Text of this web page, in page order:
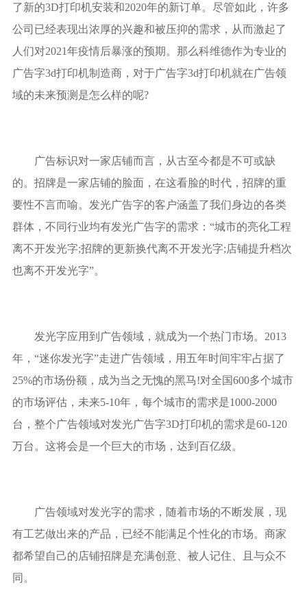
了新的3D打印机安装和2020年的新订单。尽管如此，许多
公司已经表现出浓厚的兴趣和被压抑的需求，从而激起了
人们对2021年疫情后暴涨的预期。那么科维德作为专业的
广告字3d打印机制造商，对于广告字3d打印机就在广告领
域的未来预测是怎么样的呢?
广告标识对一家店铺而言，从古至今都是不可或缺
的。招牌是一家店铺的脸面，在这看脸的时代，招牌的重
要性不言而喻。发光广告字的客户涵盖了我们身边的各类
群体，不同行业均有发光广告字的需求：“城市的亮化工程
离不开发光字;招牌的更新换代离不开发光字;店铺提升档次
也离不开发光字”。
发光字应用到广告领域，就成为一个热门市场。2013
年，“迷你发光字”走进广告领域，用五年时间牢牢占据了
25%的市场份额，成为当之无愧的黑马!对全国600多个城市
的市场评估，未来5-10年，每个城市的需求是1000-2000
台，整个广告领域对发光广告字3D打印机的需求是60-120
万台。这将会是一个巨大的市场，达到百亿级。
广告领域对发光字的需求，随着市场的不断发展，现
有工艺做出来的产品，已经不能满足个性化的市场。商家
都希望自己的店铺招牌是充满创意、被人记住、且与众不
同。